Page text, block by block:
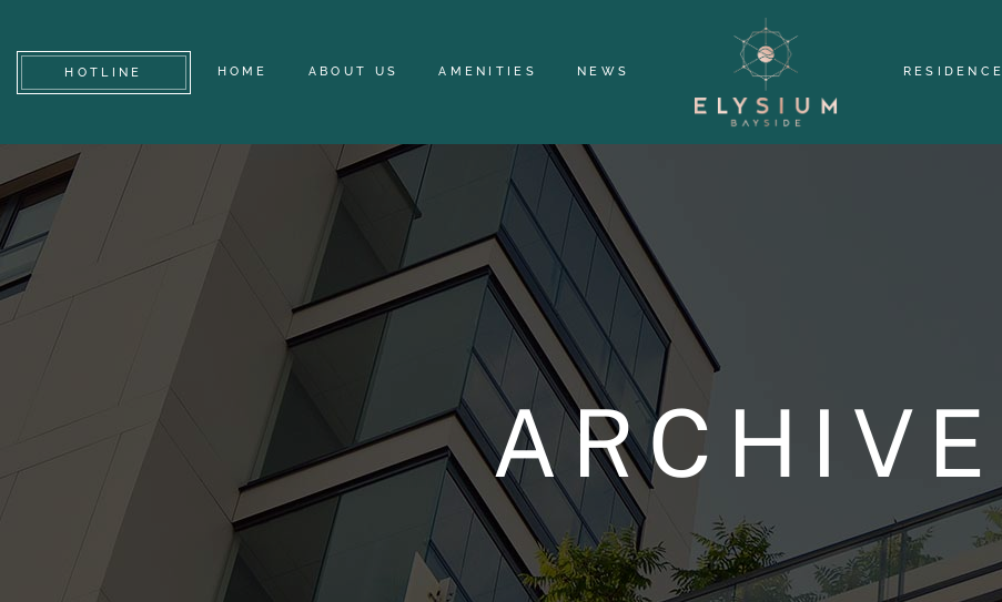
HOTLINE HOME ABOUT US AMENITIES NEWS RESIDENCE
ARCHIVE